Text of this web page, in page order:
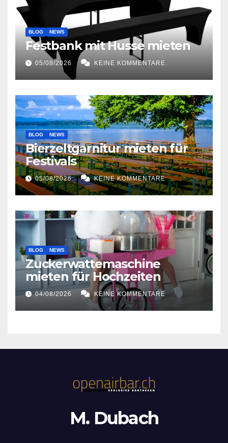
BLOG NEWS
Festbank mit Husse mieten
05/08/2026 KEINE KOMMENTARE
BLOG NEWS
Bierzeltgarnitur mieten für
Festivals
05/08/2026 KEINE KOMMENTARE
BLOG NEWS
Zuckerwattemaschine
mieten für Hochzeiten
04/08/2026 KEINE KOMMENTARE
M. Dubach